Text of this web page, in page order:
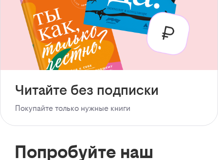
Читайте без подписки
Покупайте только нужные книги
Попробуйте наш